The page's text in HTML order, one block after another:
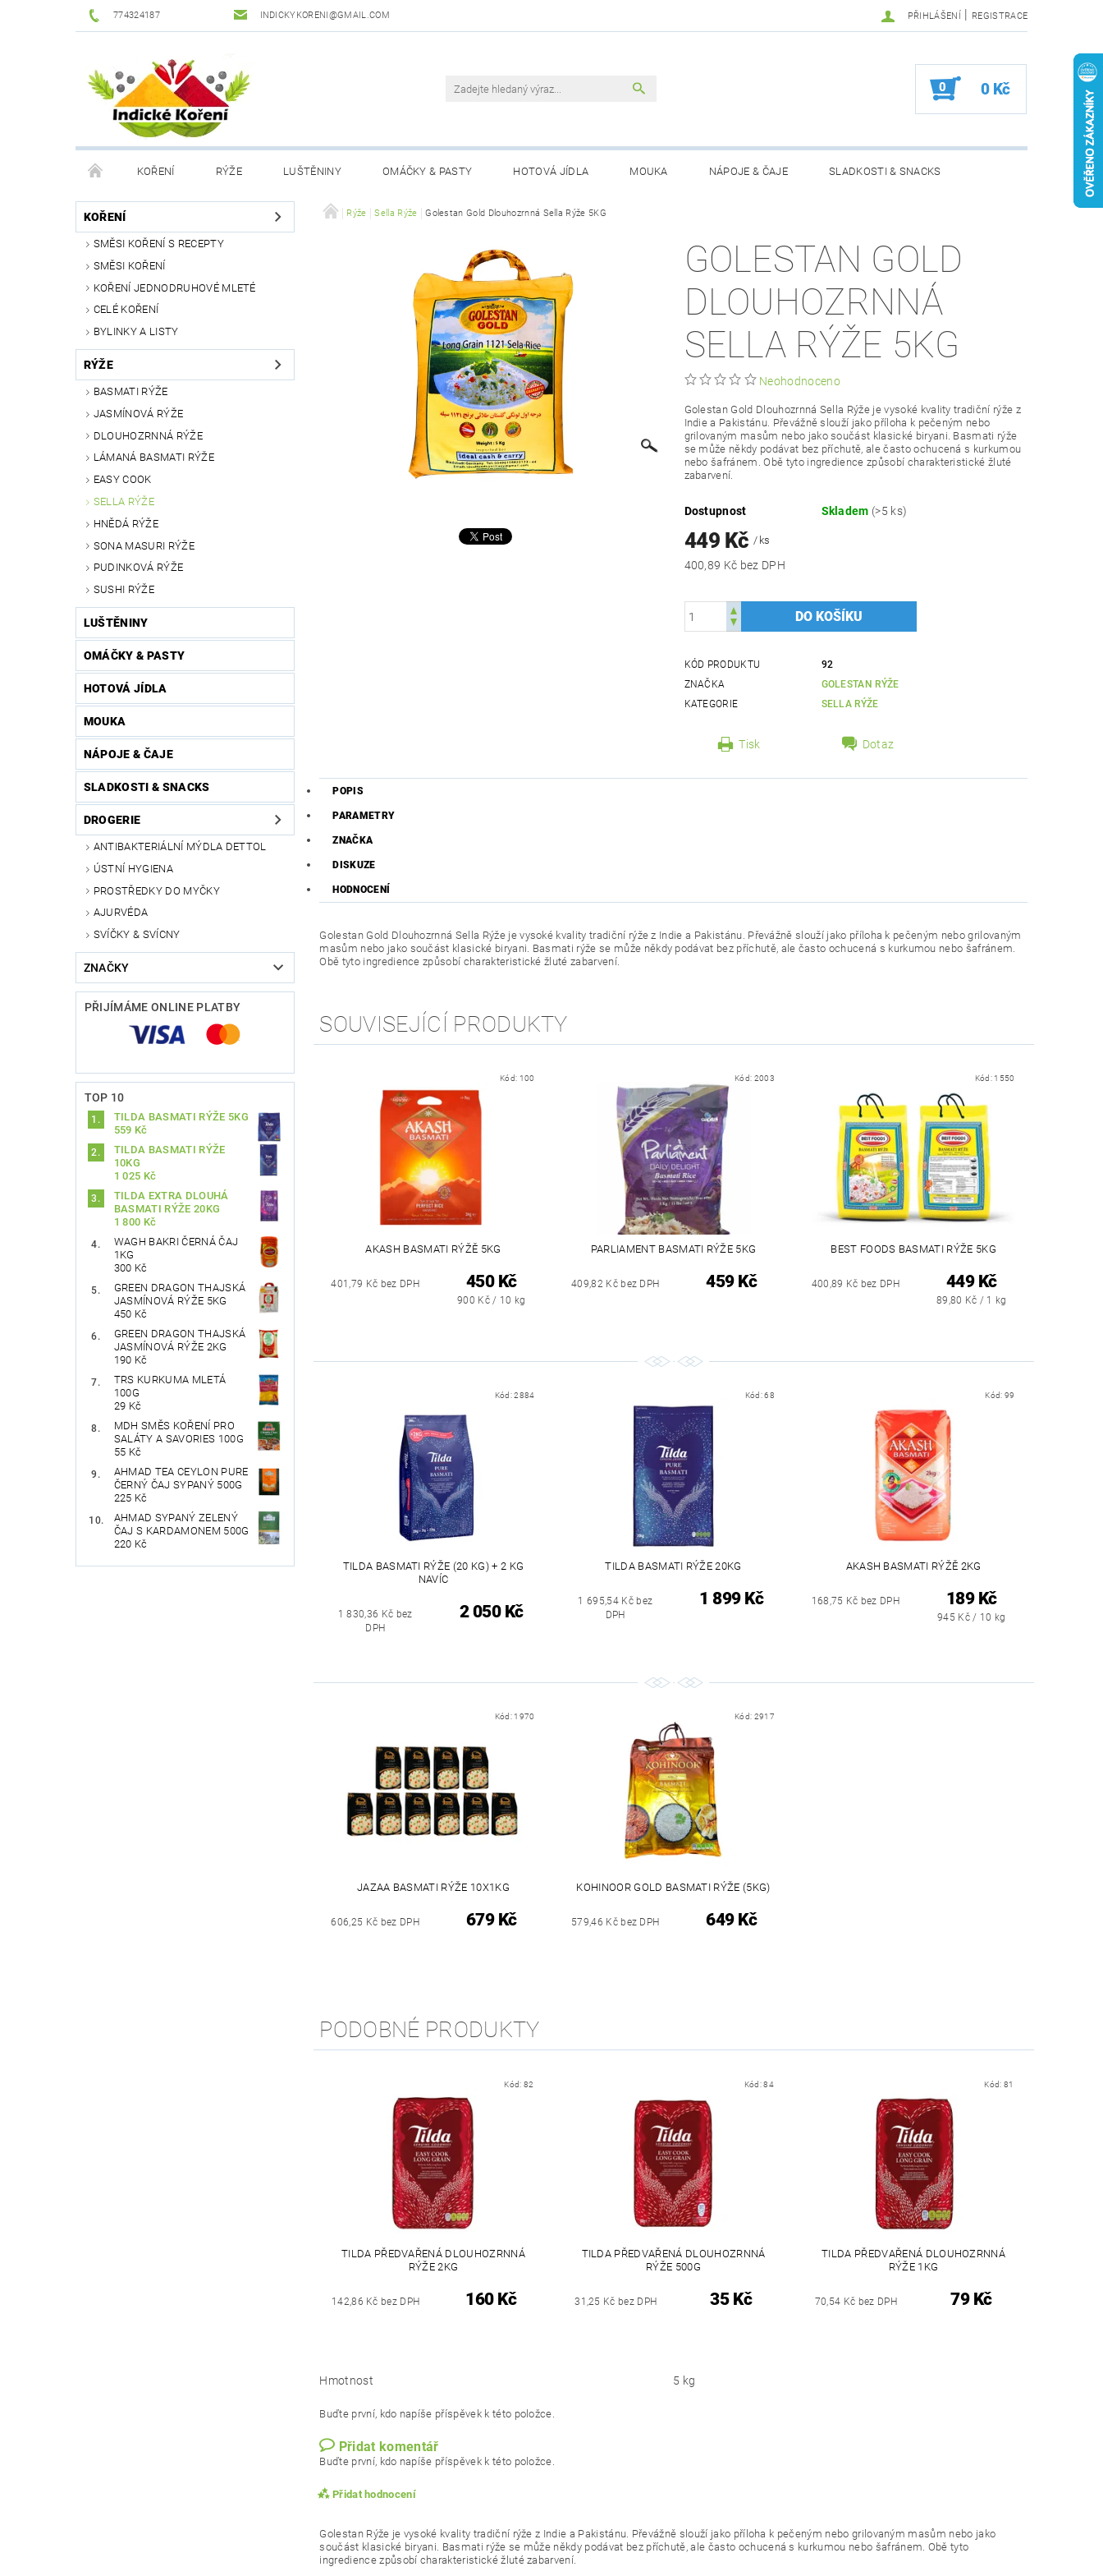
774324187 INDICKYKORENI@GMAIL.COM PŘIHLÁŠENÍ | REGISTRACE
0 0 Kč
KOŘENÍ RÝŽE LUŠTĚNINY OMÁČKY & PASTY HOTOVÁ JÍDLA MOUKA NÁPOJE & ČAJE SLADKOSTI & SNACKS
DROGERIE PODMÍNKY OCHRANY OSOBNÍCH ÚDAJŮ OBCHODNÍ PODMÍNKY KONTAKTY
KOŘENÍ
SMĚSI KOŘENÍ S RECEPTY
SMĚSI KOŘENÍ
KOŘENÍ JEDNODRUHOVÉ MLETÉ
CELÉ KOŘENÍ
BYLINKY A LISTY
RÝŽE
BASMATI RÝŽE
JASMÍNOVÁ RÝŽE
DLOUHOZRNNÁ RÝŽE
LÁMANÁ BASMATI RÝŽE
EASY COOK
SELLA RÝŽE
HNĚDÁ RÝŽE
SONA MASURI RÝŽE
PUDINKOVÁ RÝŽE
SUSHI RÝŽE
LUŠTĚNINY
OMÁČKY & PASTY
HOTOVÁ JÍDLA
MOUKA
NÁPOJE & ČAJE
SLADKOSTI & SNACKS
DROGERIE
ANTIBAKTERIÁLNÍ MÝDLA DETTOL
ÚSTNÍ HYGIENA
PROSTŘEDKY DO MYČKY
AJURVÉDA
SVÍČKY & SVÍCNY
ZNAČKY
PŘIJÍMÁME ONLINE PLATBY
TOP 10
TILDA BASMATI RÝŽE 5KG
559 Kč
TILDA BASMATI RÝŽE
10KG
1 025 Kč
TILDA EXTRA DLOUHÁ
BASMATI RÝŽE 20KG
1 800 Kč
WAGH BAKRI ČERNÁ ČAJ
1KG
300 Kč
GREEN DRAGON THAJSKÁ
JASMÍNOVÁ RÝŽE 5KG
450 Kč
GREEN DRAGON THAJSKÁ
JASMÍNOVÁ RÝŽE 2KG
190 Kč
TRS KURKUMA MLETÁ
100G
29 Kč
MDH SMĚS KOŘENÍ PRO
SALÁTY A SAVORIES 100G
55 Kč
AHMAD TEA CEYLON PURE
ČERNÝ ČAJ SYPANÝ 500G
225 Kč
AHMAD SYPANÝ ZELENÝ
ČAJ S KARDAMONEM 500G
220 Kč
Rýže Sella Rýže Golestan Gold Dlouhozrnná Sella Rýže 5KG
GOLESTAN GOLD
DLOUHOZRNNÁ
SELLA RÝŽE 5KG
Neohodnoceno
Golestan Gold Dlouhozrnná Sella Rýže je vysoké kvality tradiční rýže z
Indie a Pakistánu. Převážně slouží jako příloha k pečeným nebo
grilovaným masům nebo jako součást klasické biryani. Basmati rýže
se může někdy podávat bez příchutě, ale často ochucená s kurkumou
nebo šafránem. Obě tyto ingredience způsobí charakteristické žluté
zabarvení.
Dostupnost Skladem (>5 ks)
449 Kč/ ks
400,89 Kč bez DPH
KÓD PRODUKTU
92
ZNAČKA
GOLESTAN RÝŽE
KATEGORIE
SELLA RÝŽE
Tisk Dotaz
POPIS
PARAMETRY
ZNAČKA
DISKUZE
HODNOCENÍ
Golestan Gold Dlouhozrnná Sella Rýže je vysoké kvality tradiční rýže z Indie a Pakistánu. Převážně slouží jako příloha k pečeným nebo grilovaným
masům nebo jako součást klasické biryani. Basmati rýže se může někdy podávat bez příchutě, ale často ochucená s kurkumou nebo šafránem.
Obě tyto ingredience způsobí charakteristické žluté zabarvení.
SOUVISEJÍCÍ PRODUKTY
Kód: 100
AKASH BASMATI RÝŽĚ 5KG
401,79 Kč bez DPH 450 Kč
900 Kč / 10 kg
Kód: 2003
PARLIAMENT BASMATI RÝŽE 5KG
409,82 Kč bez DPH 459 Kč
Kód: 1550
BEST FOODS BASMATI RÝŽE 5KG
400,89 Kč bez DPH 449 Kč
89,80 Kč / 1 kg
Kód:2884
TILDA BASMATI RÝŽE (20 KG) + 2 KG
NAVÍC
1 830,36 Kč bez
DPH
2 050 Kč
Kód:68
TILDA BASMATI RÝŽE 20KG
1 695,54 Kč bez
DPH
1 899 Kč
Kód: 99
AKASH BASMATI RÝŽĚ 2KG
168,75 Kč bez DPH 189 Kč
945 Kč / 10 kg
Kód: 1970
JAZAA BASMATI RÝŽE 10X1KG
606,25 Kč bez DPH 679 Kč
Kód: 2917
KOHINOOR GOLD BASMATI RÝŽE (5KG)
579,46 Kč bez DPH 649 Kč
PODOBNÉ PRODUKTY
Kód: 82
TILDA PŘEDVAŘENÁ DLOUHOZRNNÁ
RÝŽE 2KG
142,86 Kč bez DPH 160 Kč
Kód:84
TILDA PŘEDVAŘENÁ DLOUHOZRNNÁ
RÝŽE 500G
31,25 Kč bez DPH 35 Kč
Kód: 81
TILDA PŘEDVAŘENÁ DLOUHOZRNNÁ
RÝŽE 1KG
70,54 Kč bez DPH 79 Kč
Hmotnost 5 kg
Buďte první, kdo napíše příspěvek k této položce.
Přidat komentář
Buďte první, kdo napíše příspěvek k této položce.
Přidat hodnocení
Golestan Rýže je vysoké kvality tradiční rýže z Indie a Pakistánu. Převážně slouží jako příloha k pečeným nebo grilovaným masům nebo jako
součást klasické biryani. Basmati rýže se může někdy podávat bez příchutě, ale často ochucená s kurkumou nebo šafránem. Obě tyto
ingredience způsobí charakteristické žluté zabarvení.